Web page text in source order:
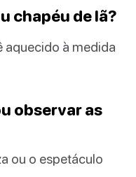
chapéu de lã?
aquecido à medida
observar as
ou o espetáculo